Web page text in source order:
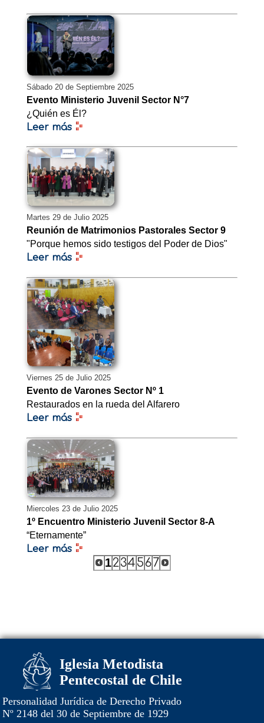
Sábado 20 de Septiembre 2025
Evento Ministerio Juvenil Sector N°7
¿Quién es Él?
Leer más
Martes 29 de Julio 2025
Reunión de Matrimonios Pastorales Sector 9
"Porque hemos sido testigos del Poder de Dios"
Leer más
Viernes 25 de Julio 2025
Evento de Varones Sector Nº 1
Restaurados en la rueda del Alfarero
Leer más
Miercoles 23 de Julio 2025
1º Encuentro Ministerio Juvenil Sector 8-A
“Eternamente”
Leer más
1234567
Iglesia Metodista
Pentecostal de Chile
Personalidad Jurídica de Derecho Privado
Nº 2148 del 30 de Septiembre de 1929